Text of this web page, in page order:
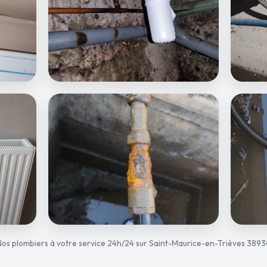
plombiers à votre service 24h/24 sur Saint-Maurice-en-Trièves